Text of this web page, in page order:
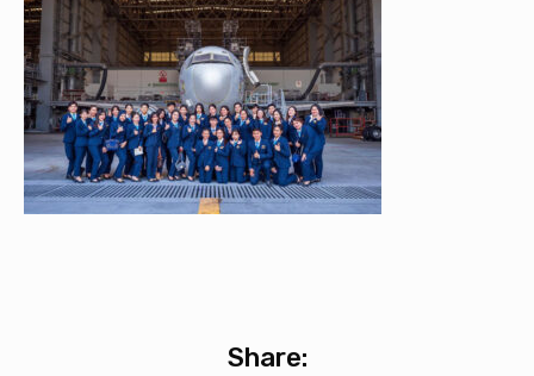
Share: